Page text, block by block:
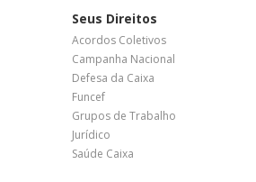
Seus Direitos
Acordos Coletivos
Campanha Nacional
Defesa da Caixa
Funcef
Grupos de Trabalho
Jurídico
Saúde Caixa